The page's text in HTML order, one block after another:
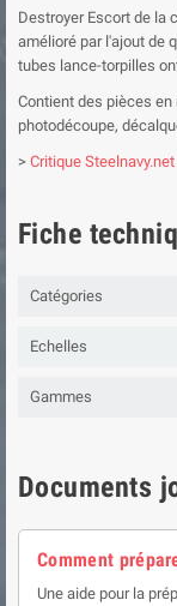
Destroyer Escort de la
amélioré par l'ajout de
tubes lance-torpilles
Contient des pièces
photodécoupe,
> Critique Steelnavy.net
Fiche
Catégories
Echelles
Gammes
Documents
Comment
Une aide pour la